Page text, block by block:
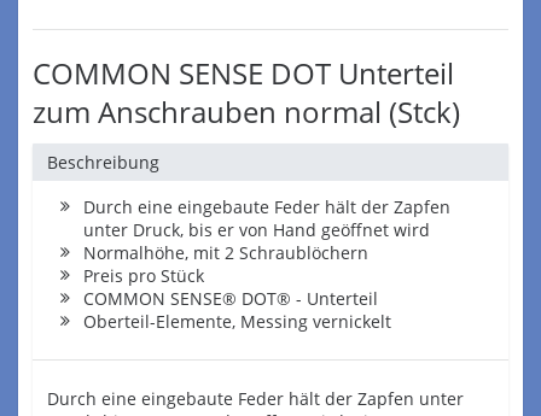
COMMON SENSE DOT Unterteil
zum Anschrauben normal (Stck)
Beschreibung
Durch eine eingebaute Feder hält der Zapfen
unter Druck, bis er von Hand geöffnet wird
Normalhöhe, mit 2 Schraublöchern
Preis pro Stück
COMMON SENSE® DOT® - Unterteil
Oberteil-Elemente, Messing vernickelt
Durch eine eingebaute Feder hält der Zapfen unter